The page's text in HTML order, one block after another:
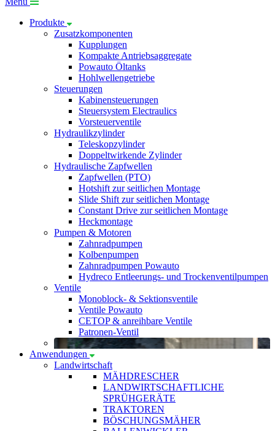
Produkte
Zusatzkomponenten
Kupplungen
Kompakte Antriebsaggregate
Powauto Öltanks
Hohlwellengetriebe
Steuerungen
Kabinensteuerungen
Steuersystem Electraulics
Vorsteuerventile
Hydraulikzylinder
Teleskopzylinder
Doppeltwirkende Zylinder
Hydraulische Zapfwellen
Zapfwellen (PTO)
Hotshift zur seitlichen Montage
Slide Shift zur seitlichen Montage
Constant Drive zur seitlichen Montage
Heckmontage
Pumpen & Motoren
Zahnradpumpen
Kolbenpumpen
Zahnradpumpen Powauto
Hydreco Entleerungs- und Trockenventilpumpen
Ventile
Monoblock- & Sektionsventile
Ventile Powauto
CETOP & anreihbare Ventile
Patronen-Ventil
Anwendungen
Landwirtschaft
MÄHDRESCHER
LANDWIRTSCHAFTLICHE
SPRÜHGERÄTE
TRAKTOREN
BÖSCHUNGSMÄHER